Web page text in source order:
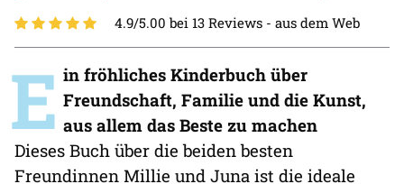
4.9/5.00 bei 13 Reviews - aus dem Web
E in fröhliches Kinderbuch über
Freundschaft, Familie und die Kunst,
aus allem das Beste zu machen
Dieses Buch über die beiden besten
Freundinnen Millie und Juna ist die ideale